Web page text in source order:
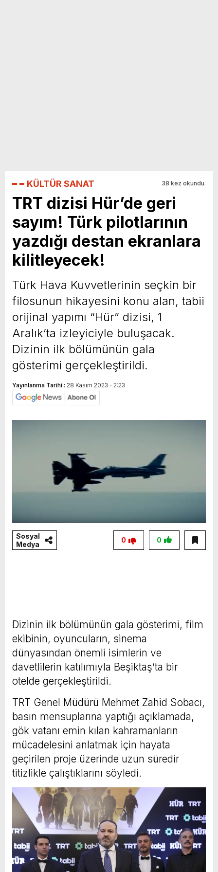
KÜLTÜR SANAT 38 kez okundu.
TRT dizisi Hür’de geri
sayım! Türk pilotlarının
yazdığı destan ekranlara
kilitleyecek!
Türk Hava Kuvvetlerinin seçkin bir
filosunun hikayesini konu alan, tabii
orijinal yapımı “Hür” dizisi, 1
Aralık’ta izleyiciyle buluşacak.
Dizinin ilk bölümünün gala
gösterimi gerçekleştirildi.
Yayınlanma Tarihi : 28 Kasım 2023 - 2:23
Sosyal
Medya
0
0
Dizinin ilk bölümünün gala gösterimi, film
ekibinin, oyuncuların, sinema
dünyasından önemli isimlerin ve
davetlilerin katılımıyla Beşiktaş’ta bir
otelde gerçekleştirildi.
TRT Genel Müdürü Mehmet Zahid Sobacı,
basın mensuplarına yaptığı açıklamada,
gök vatanı emin kılan kahramanların
mücadelesini anlatmak için hayata
geçirilen proje üzerinde uzun süredir
titizlikle çalıştıklarını söyledi.